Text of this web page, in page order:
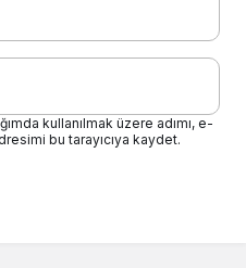
kullanılmak üzere adımı, e-
bu tarayıcıya kaydet.